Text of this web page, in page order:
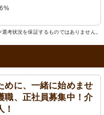
考状況を保証するものではありません。
めに、一緒に始めませ
職、正社員募集中！介